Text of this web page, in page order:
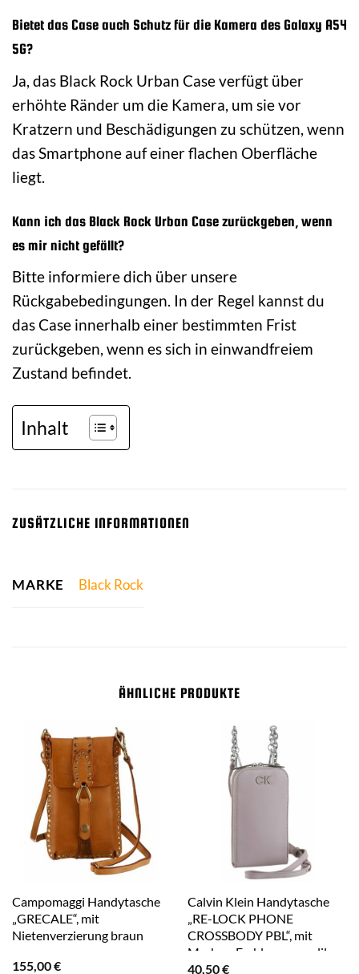
Bietet das Case auch Schutz für die Kamera des Galaxy A54
5G?
Ja, das Black Rock Urban Case verfügt über
erhöhte Ränder um die Kamera, um sie vor
Kratzern und Beschädigungen zu schützen, wenn
das Smartphone auf einer flachen Oberfläche
liegt.
Kann ich das Black Rock Urban Case zurückgeben, wenn
es mir nicht gefällt?
Bitte informiere dich über unsere
Rückgabebedingungen. In der Regel kannst du
das Case innerhalb einer bestimmten Frist
zurückgeben, wenn es sich in einwandfreiem
Zustand befindet.
Inhalt
ZUSÄTZLICHE INFORMATIONEN
MARKE Black Rock
ÄHNLICHE PRODUKTE
Campomaggi Handytasche
„GRECALE“, mit
Nietenverzierung braun
155,00€
Calvin Klein Handytasche
„RE-LOCK PHONE
CROSSBODY PBL“, mit
Marken-Emblem vorne lila
40,50€